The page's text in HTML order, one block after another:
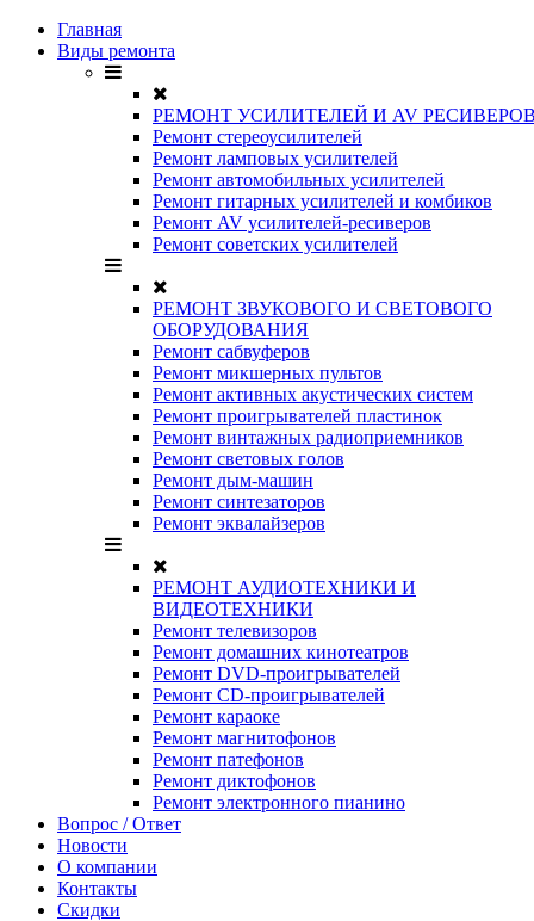
Главная
Виды ремонта
РЕМОНТ УСИЛИТЕЛЕЙ И AV
Ремонт стереоусилителей
Ремонт ламповых усилителей
Ремонт автомобильных усилителей
Ремонт гитарных усилителей и комбиков
Ремонт AV усилителей-ресиверов
Ремонт советских усилителей
РЕМОНТ ЗВУКОВОГО И СВЕТОВОГО
ОБОРУДОВАНИЯ
Ремонт сабвуферов
Ремонт микшерных пультов
Ремонт активных акустических систем
Ремонт проигрывателей пластинок
Ремонт винтажных радиоприемников
Ремонт световых голов
Ремонт дым-машин
Ремонт синтезаторов
Ремонт эквалайзеров
РЕМОНТ АУДИОТЕХНИКИ И
ВИДЕОТЕХНИКИ
Ремонт телевизоров
Ремонт домашних кинотеатров
Ремонт DVD-проигрывателей
Ремонт CD-проигрывателей
Ремонт караоке
Ремонт магнитофонов
Ремонт патефонов
Ремонт диктофонов
Ремонт электронного пианино
Вопрос / Ответ
Новости
О компании
Контакты
Скидки